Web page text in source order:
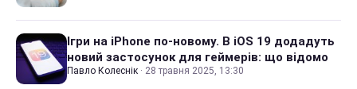
Ігри на iPhone по-новому. В iOS 19 додадуть
новий застосунок для геймерів: що відомо
Павло Колеснік · 28 травня 2025, 13:30